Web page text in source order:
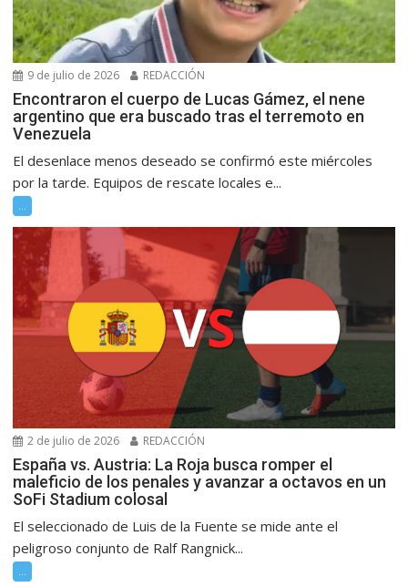
9 de julio de 2026 REDACCIÓN
Encontraron el cuerpo de Lucas Gámez, el nene
argentino que era buscado tras el terremoto en
Venezuela
El desenlace menos deseado se confirmó este miércoles
por la tarde. Equipos de rescate locales e...
...
2 de julio de 2026 REDACCIÓN
España vs. Austria: La Roja busca romper el
maleficio de los penales y avanzar a octavos en un
SoFi Stadium colosal
El seleccionado de Luis de la Fuente se mide ante el
peligroso conjunto de Ralf Rangnick...